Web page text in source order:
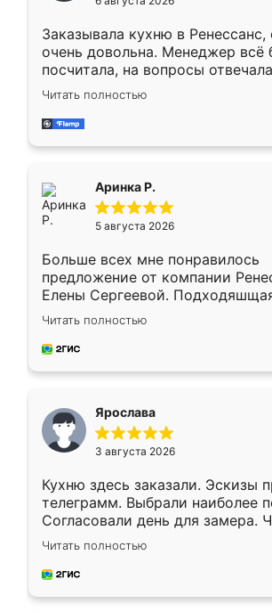
мебели буду заказывать только
Заказывала кухню в Ренессанс,
очень довольна. Менеджер всё
посчитала, на вопросы
Замерщик приехал в субботу,
делу со всей
за день, ребята работали
Читать полностью
Аринка Р.
5 августа 2026
Больше всех мне понравилось
предложение от компании
Елены Сергеевой.
короткие сроки изготовления.
для замера сотрудник Владислав
предложил по моему эскизу
Читать полностью
Ярослава
3 августа 2026
Кухню здесь заказали. Эскизы
телеграмм. Выбрали наиболее
Согласовали день для замера.
недели кухня была уже готова.
довольны работой. Спасибо
мебель за качественную работу!
Читать полностью